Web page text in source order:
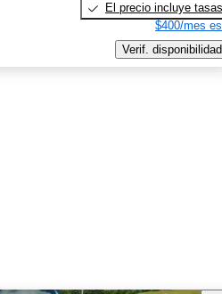
El precio incluye tasas
$400/mes
Verif. disponibilidad